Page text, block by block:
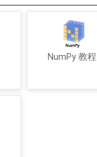
NumPy 教程